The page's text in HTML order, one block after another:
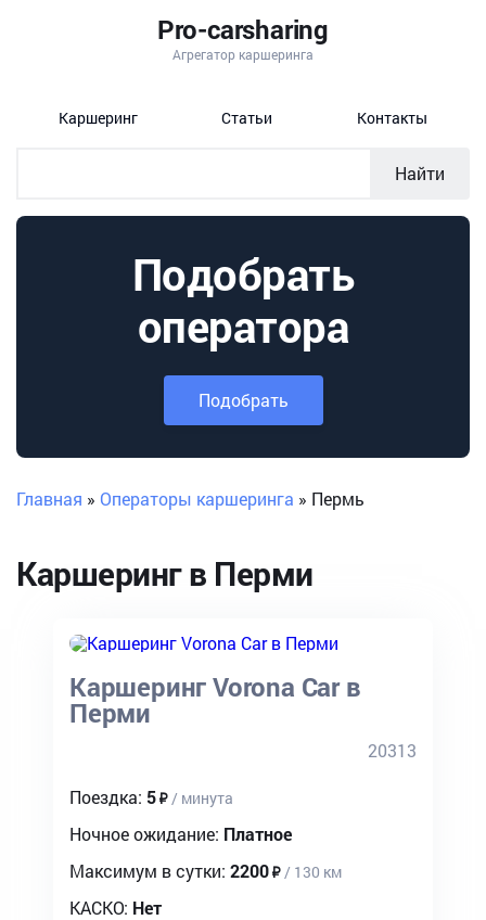
Pro-carsharing
Агрегатор каршеринга
Каршеринг Статьи Контакты
Найти
Подобрать
оператора
Подобрать
Главная » Операторы каршеринга » Пермь
Каршеринг в Перми
Каршеринг Vorona Car в
Перми
20313
Поездка: 5 / минута
Ночное ожидание: Платное
Максимум в сутки: 2200 / 130 км
КАСКО: Нет